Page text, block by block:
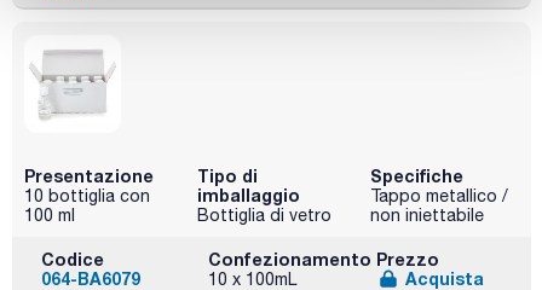
Presentazione
10 bottiglia con
100 ml
Tipo di
imballaggio
Bottiglia di vetro
Specifiche
Tappo metallico /
non iniettabile
Codice
064-BA6079
Confezionamento
10 x 100mL
Prezzo
Acquista